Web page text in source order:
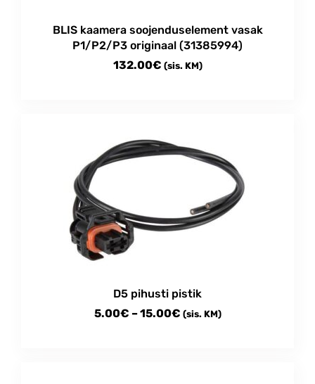
BLIS kaamera soojenduselement vasak
P1/P2/P3 originaal (31385994)
132.00€ (sis. KM)
D5 pihusti pistik
5.00€ –15.00€Price
(sis. KM)